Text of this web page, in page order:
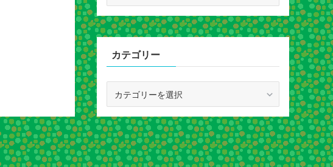
カ
イ
ブ
カテゴリー
ゴ
リ
ー